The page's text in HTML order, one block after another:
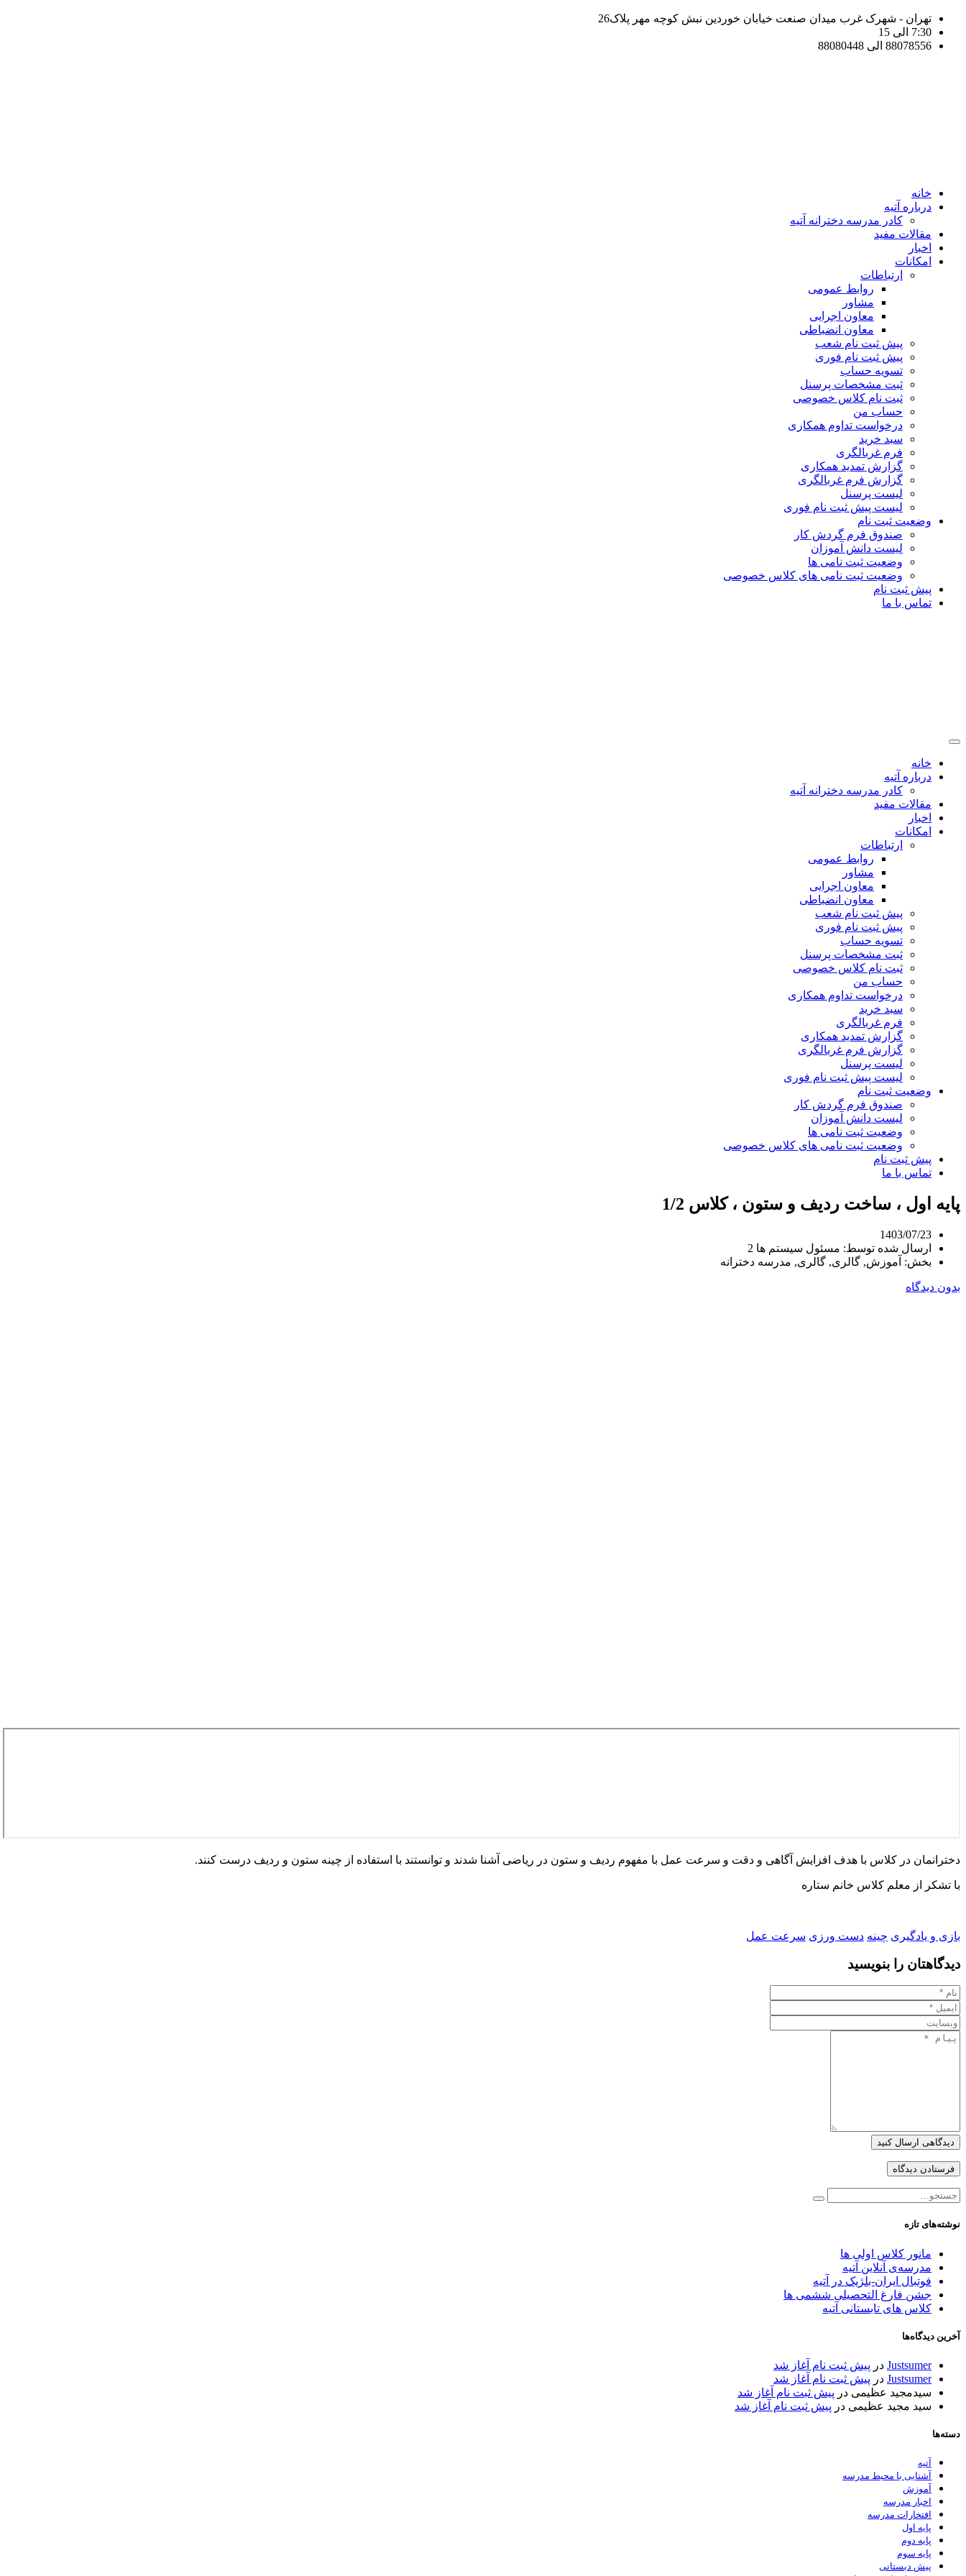
تهران - شهرک غرب میدان صنعت خیابان خوردین نبش کوچه مهر پلاک26
7:30 الی 15
88078556 الی 88080448
خانه
درباره آتیه
کادر مدرسه دخترانه آتیه
مقالات مفید
اخبار
امکانات
ارتباطات
روابط عمومی
مشاور
معاون اجرایی
معاون انضباطی
پیش ثبت نام شعب
پیش ثبت نام فوری
تسویه حساب
ثبت مشخصات پرسنل
ثبت نام کلاس خصوصی
حساب من
درخواست تداوم همکاری
سبد خرید
فرم غربالگری
گزارش تمدید همکاری
گزارش فرم غربالگری
لیست پرسنل
لیست پیش ثبت نام فوری
وضعیت ثبت نام
صندوق فرم گردش کار
لیست دانش آموزان
وضعیت ثبت نامی ها
وضعیت ثبت نامی های کلاس خصوصی
پیش ثبت نام
تماس با ما
خانه
درباره آتیه
کادر مدرسه دخترانه آتیه
مقالات مفید
اخبار
امکانات
ارتباطات
روابط عمومی
مشاور
معاون اجرایی
معاون انضباطی
پیش ثبت نام شعب
پیش ثبت نام فوری
تسویه حساب
ثبت مشخصات پرسنل
ثبت نام کلاس خصوصی
حساب من
درخواست تداوم همکاری
سبد خرید
فرم غربالگری
گزارش تمدید همکاری
گزارش فرم غربالگری
لیست پرسنل
لیست پیش ثبت نام فوری
وضعیت ثبت نام
صندوق فرم گردش کار
لیست دانش آموزان
وضعیت ثبت نامی ها
وضعیت ثبت نامی های کلاس خصوصی
پیش ثبت نام
تماس با ما
پایه اول ، ساخت ردیف و ستون ، کلاس 1/2
1403/07/23
ارسال شده توسط: مسئول سیستم ها 2
بخش: آموزش, گالری, گالری, مدرسه دخترانه
بدون دیدگاه
دخترانمان در کلاس با هدف افزایش آگاهی و دقت و سرعت عمل با مفهوم ردیف و ستون در ریاضی آشنا شدند و توانستند با استفاده از چینه ستون و ردیف درست کنند.
با تشکر از معلم کلاس خانم ستاره
بازی و یادگیری چینه دست ورزی سرعت عمل
دیدگاهتان را بنویسید
دیدگاهی ارسال کنید
نوشته‌های تازه
مانور کلاس اولی ها
مدرسه‌ی آنلاین آتیه
فوتبال ایران-بلژیک در آتیه
جشن فارغ التحصیلی ششمی ها
کلاس های تابستانی آتیه
آخرین دیدگاه‌ها
Justsumer در پیش ثبت نام آغاز شد
Justsumer در پیش ثبت نام آغاز شد
سیدمجید عظیمی در پیش ثبت نام آغاز شد
سید مجید عظیمی در پیش ثبت نام آغاز شد
دسته‌ها
آتیه
آشنایی با محیط مدرسه
آموزش
اخبار مدرسه
افتخارات مدرسه
پایه اول
پایه دوم
پایه سوم
پیش دبستانی